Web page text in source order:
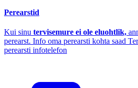
Perearstid
Kui sinu tervisemure ei ole eluohtlik,
perearst. Info oma perearsti kohta saad
perearsti infotelefon